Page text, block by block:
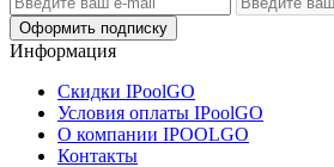
Оформить подписку
Информация
Скидки IPoolGO
Условия оплаты IPoolGO
О компании IPOOLGO
Контакты